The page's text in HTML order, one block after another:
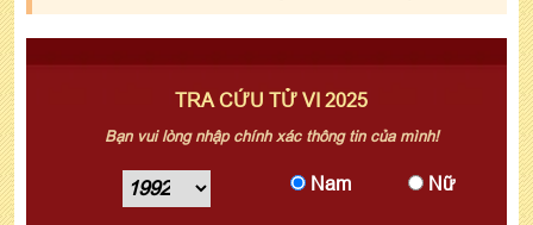
TRA CỨU TỬ VI 2025
Bạn vui lòng nhập chính xác thông tin của mình!
Nam Nữ